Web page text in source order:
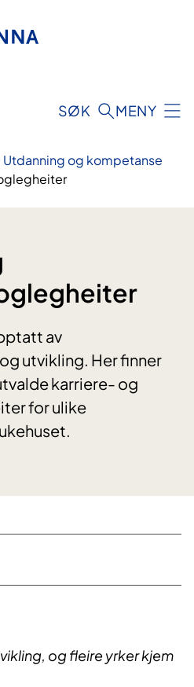
SØK MENY
Utdanning og kompetanse
av
utvikling. Her finner
karriere- og
for ulike
og fleire yrker kjem